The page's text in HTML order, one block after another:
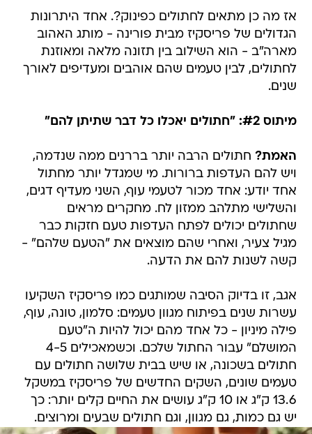
אז מה כן מתאים לחתולים כפינוק?. אחד היתרונות
הגדולים של פריסקיז מבית פורינה - מותג האהוב
מארה"ב - הוא השילוב בין תזונה מלאה ומאוזנת
לחתולים, לבין טעמים שהם אוהבים ומעדיפים לאורך
שנים.
מיתוס #2: "חתולים יאכלו כל דבר שתיתן להם"
האמת? חתולים הרבה יותר בררנים ממה שנדמה,
ויש להם העדפות ברורות. מי שמגדל יותר מחתול
אחד יודע: אחד מכור לטעמי עוף, השני מעדיף דגים,
והשלישי מתלהב ממזון לח. מחקרים מראים
שחתולים יכולים לפתח העדפות טעם חזקות כבר
מגיל צעיר, ואחרי שהם מוצאים את "הטעם שלהם" -
קשה לשנות להם את הדעה.
אגב, זו בדיוק הסיבה שמותגים כמו פריסקיז השקיעו
עשרות שנים בפיתוח מגוון טעמים: סלמון, טונה, עוף,
פילה מיניון - כל אחד מהם יכול להיות ה"טעם
המושלם" עבור החתול שלכם. וכשמאכילים 4-5
חתולים בשכונה, או שיש בבית שלושה חתולים עם
טעמים שונים, השקים החדשים של פריסקיז במשקל
13.6 ק"ג או 10 ק"ג עושים את החיים קלים יותר: כך
יש גם כמות, גם מגוון, וגם חתולים שבעים ומרוצים.